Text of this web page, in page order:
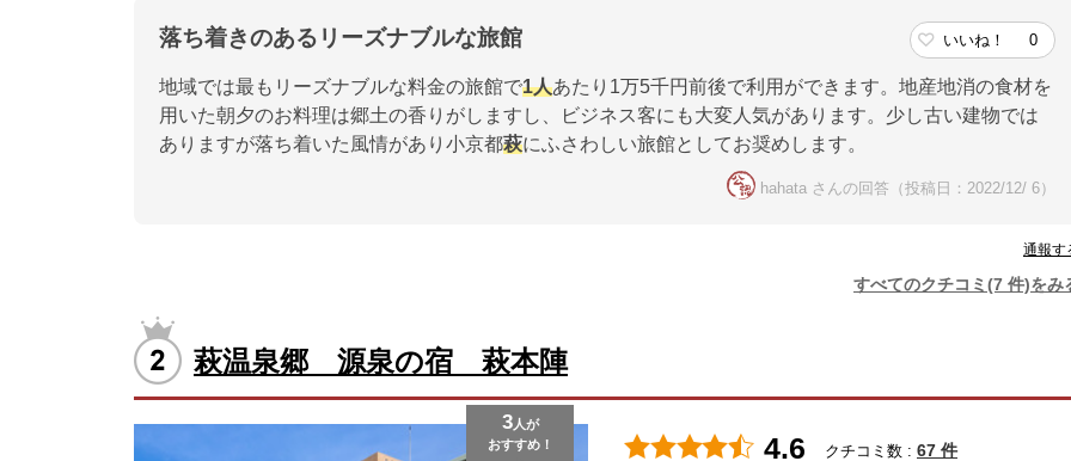
落ち着きのあるリーズナブルな旅館 いいね！ 0
地域では最もリーズナブルな料金の旅館で1人あたり1万5千円前後で利用ができます。地産地消の食材を
用いた朝夕のお料理は郷土の香りがしますし、ビジネス客にも大変人気があります。少し古い建物では
ありますが落ち着いた風情があり小京都萩にふさわしい旅館としてお奨めします。
hahata さんの回答（投稿日：2022/12/ 6）
通報す
すべてのクチコミ(7 件)をみ
萩温泉郷 源泉の宿 萩本陣
3人が
おすすめ！
4.6 クチコミ数 : 67 件